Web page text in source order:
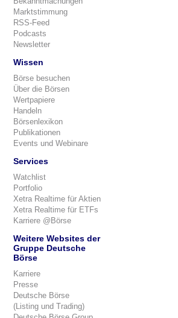
Marktstimmung
RSS-Feed
Podcasts
Newsletter
Wissen
Börse besuchen
Über die Börsen
Wertpapiere
Handeln
Börsenlexikon
Publikationen
Events und Webinare
Services
Watchlist
Portfolio
Xetra Realtime für Aktien
Xetra Realtime für ETFs
Karriere @Börse
Weitere Websites der
Gruppe Deutsche
Börse
Karriere
Presse
Deutsche Börse
(Listing und Trading)